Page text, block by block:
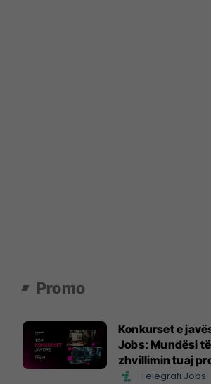
Promo
Konkurset e
Jobs: Mundësi
zhvillimin tuaj
Telegrafi Jobs